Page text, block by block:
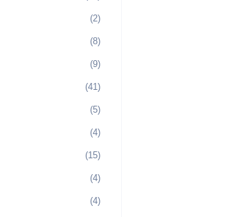
(2)
(8)
(9)
(41)
(5)
(4)
(15)
(4)
(4)